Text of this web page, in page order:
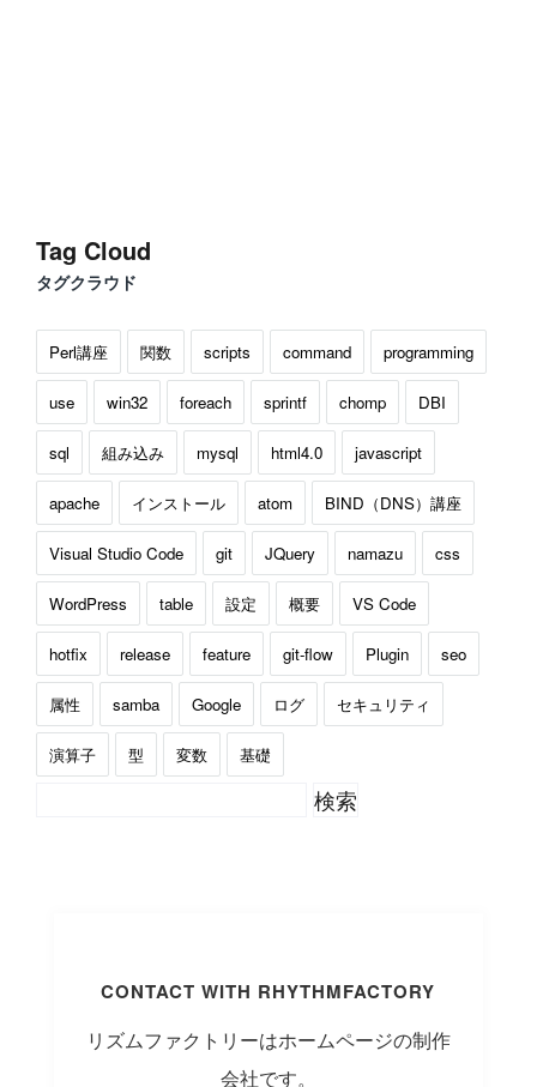
Tag Cloud
タグクラウド
Perl講座 関数 scripts command programming
use win32 foreach sprintf chomp DBI
sql 組み込み mysql html4.0 javascript
apache インストール atom BIND（DNS）講座
Visual Studio Code git JQuery namazu css
WordPress table 設定 概要 VS Code
hotfix release feature git-flow Plugin seo
属性 samba Google ログ セキュリティ
演算子 型 変数 基礎
CONTACT WITH RHYTHMFACTORY
リズムファクトリーはホームページの制作
会社です。